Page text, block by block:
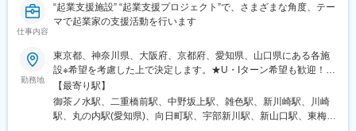
仕事内容
“起業支援施設” “起業支援プロジェクト”で、さまざまな角度、テー
マで起業家の支援活動を行います
勤務地
東京都、神奈川県、大阪府、京都府、愛知県、山口県にある各施
設※希望を考慮した上で決定します。★U・Iターン希望も歓迎！
【各施設一覧】■本社（東京都千代田区）■Startup Hub Tokyo 丸
の内（東京都千代田区）■東京コンテンツインキュベーションセン
ター（TCIC）■六郷BASE（東京都大田区）■かわさき新産業創造
【最寄り駅】
御茶ノ水駅、二重橋前駅、中野坂上駅、雑色駅、新川崎駅、川崎
駅、丸の内駅(愛知県)、向日町駅、宇部新川駅、新山口駅、東梅田